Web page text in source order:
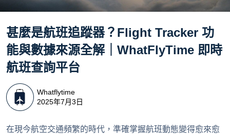
甚麼是航班追蹤器？Flight Tracker 功
能與數據來源全解｜WhatFlyTime 即時
航班查詢平台
Whatflytime
2025年7月3日
在現今航空交通頻繁的時代，準確掌握航班動態變得愈來愈